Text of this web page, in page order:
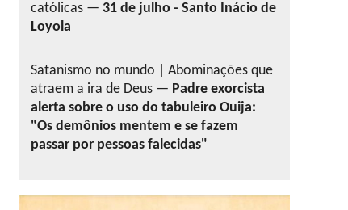
católicas — 31 de julho - Santo Inácio de
Loyola
Satanismo no mundo | Abominações que
atraem a ira de Deus — Padre exorcista
alerta sobre o uso do tabuleiro Ouija:
"Os demônios mentem e se fazem
passar por pessoas falecidas"